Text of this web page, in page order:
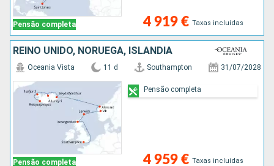
Pensão completa 4 919 € Taxas incluídas
REINO UNIDO, NORUEGA, ISLÂNDIA
Pensão completa
Oceania Vista 11 d Southampton 31/07/2028
4 959 € Taxas incluídas
Pensão completa